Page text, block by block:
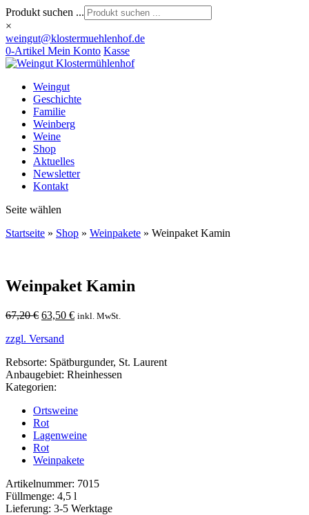
Produkt suchen ...
×
weingut@klostermuehlenhof.de
0-Artikel Mein Konto Kasse
Weingut
Geschichte
Familie
Weinberg
Weine
Shop
Aktuelles
Newsletter
Kontakt
Seite wählen
Startseite » Shop » Weinpakete » Weinpaket Kamin
Weinpaket Kamin
67,20€ Ursprünglicher
war:
63,50 €Aktueller
inkl. MwSt.
zzgl. Versand
Rebsorte: Spätburgunder, St. Laurent
Anbaugebiet: Rheinhessen
Kategorien:
Ortsweine
Rot
Lagenweine
Rot
Weinpakete
Artikelnummer: 7015
Füllmenge: 4,5 l
Lieferung: 3-5 Werktage